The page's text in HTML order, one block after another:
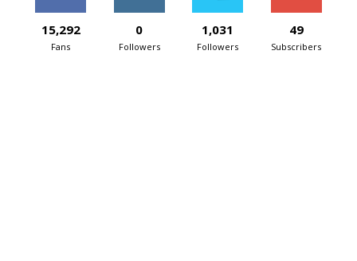
15,292
Fans
0
Followers
1,031
Followers
49
Subscribers